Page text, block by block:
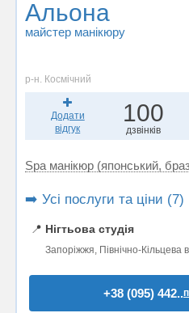
Альона
майстер манікюру
р-н. Космічний
Додати
відгук
100
дзвінків
Spa манікюр (японський,
➡️ Усі послуги та ціни (7)
📍 Нігтьова студія
Запоріжжя, Північно-Кільцева
+38 (095) 442..